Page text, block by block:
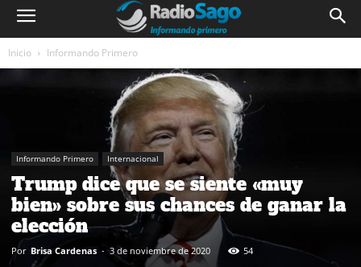
Inicio Informando Primero
Informando Primero Internacional
Trump dice que se siente «muy
bien» sobre sus chances de ganar la
elección
Por Brisa Cardenas - 3 de noviembre de 2020 54